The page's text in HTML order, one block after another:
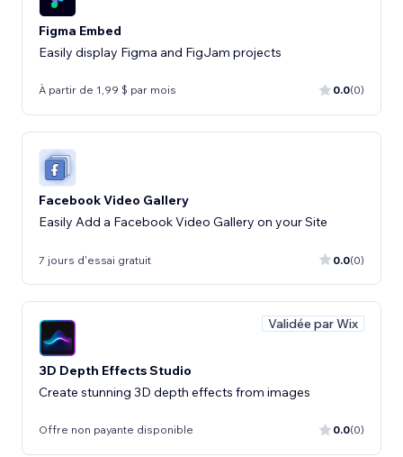
Figma Embed
Easily display Figma and FigJam projects
À partir de 1,99 $ par mois 0.0(0)
Facebook Video Gallery
Easily Add a Facebook Video Gallery on your Site
7 jours d'essai gratuit 0.0(0)
Validée par Wix
3D Depth Effects Studio
Create stunning 3D depth effects from images
Offre non payante disponible 0.0(0)